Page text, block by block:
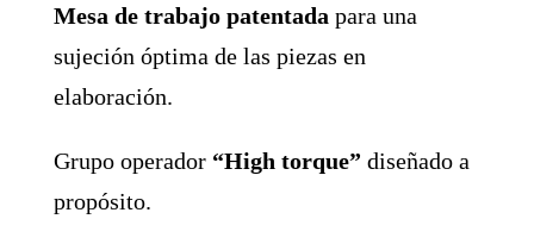
Mesa de trabajo patentada para una
sujeción óptima de las piezas en
elaboración.
Grupo operador “High torque” diseñado a
propósito.